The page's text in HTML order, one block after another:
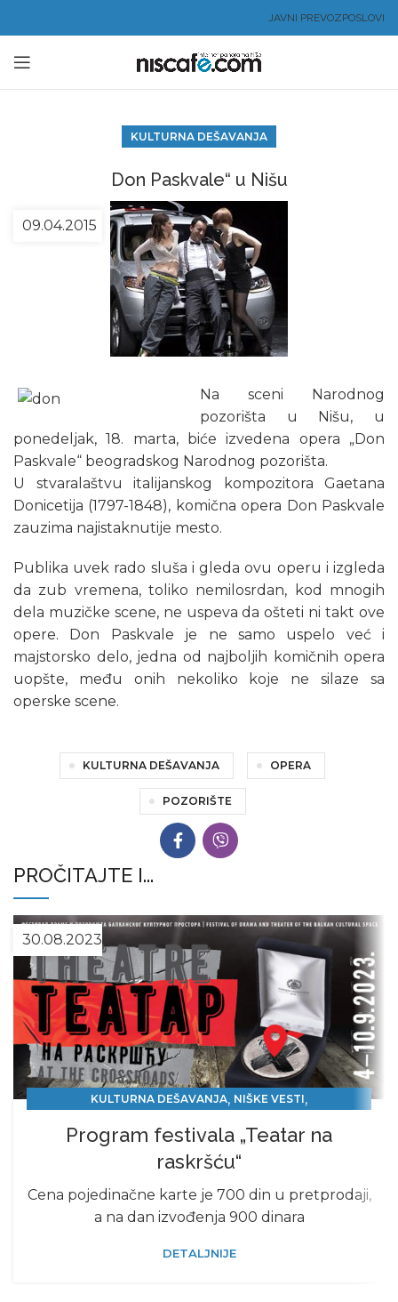
JAVNI PREVOZPOSLOVI
KULTURNA DEŠAVANJA
Don Paskvale“ u Nišu
09.04.2015
Na sceni Narodnog
pozorišta u Nišu, u
ponedeljak, 18. marta, biće izvedena opera „Don
Paskvale“ beogradskog Narodnog pozorišta.
U stvaralaštvu italijanskog kompozitora Gaetana
Donicetija (1797-1848), komična opera Don Paskvale
zauzima najistaknutije mesto.
Publika uvek rado sluša i gleda ovu operu i izgleda
da zub vremena, toliko nemilosrdan, kod mnogih
dela muzičke scene, ne uspeva da ošteti ni takt ove
opere. Don Paskvale je ne samo uspelo već i
majstorsko delo, jedna od najboljih komičnih opera
uopšte, među onih nekoliko koje ne silaze sa
operske scene.
KULTURNA DEŠAVANJA OPERA
POZORIŠTE
PROČITAJTE I...
30.08.2023
KULTURNA DEŠAVANJA, NIŠKE VESTI,
Program festivala „Teatar na
raskršću“
Cena pojedinačne karte je 700 din u pretprodaji,
a na dan izvođenja 900 dinara
DETALJNIJE